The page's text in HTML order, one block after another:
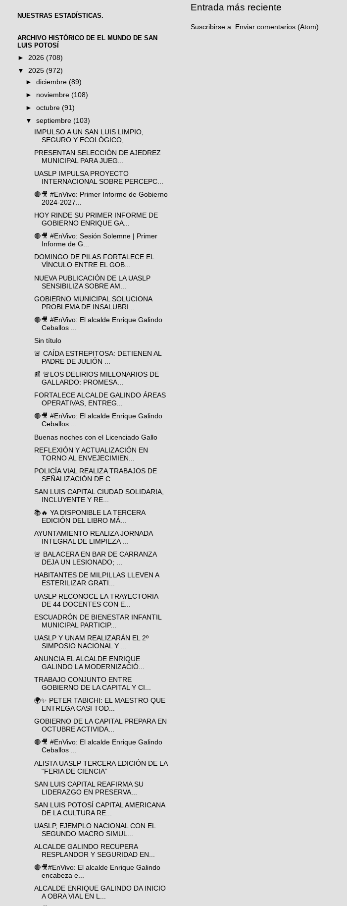
Entrada más reciente
Suscribirse a: Enviar comentarios (Atom)
NUESTRAS ESTADÍSTICAS.
ARCHIVO HISTÓRICO DE EL MUNDO DE SAN
LUIS POTOSÍ
► 2026 (708)
▼ 2025 (972)
►diciembre(89)
► noviembre(108)
►octubre(91)
▼septiembre(103)
IMPULSO A UN SAN LUIS LIMPIO,
SEGURO Y ECOLÓGICO, ...
PRESENTAN SELECCIÓN DE AJEDREZ
MUNICIPAL PARA JUEG...
UASLP IMPULSA PROYECTO
INTERNACIONAL SOBRE PERCEPC...
🔴🎥 #EnVivo: Primer Informe de Gobierno
2024-2027...
HOY RINDE SU PRIMER INFORME DE
GOBIERNO ENRIQUE GA...
🔴🎥 #EnVivo: Sesión Solemne | Primer
Informe de G...
DOMINGO DE PILAS FORTALECE EL
VÍNCULO ENTRE EL GOB...
NUEVA PUBLICACIÓN DE LA UASLP
SENSIBILIZA SOBRE AM...
GOBIERNO MUNICIPAL SOLUCIONA
PROBLEMA DE INSALUBRI...
🔴🎥 #EnVivo: El alcalde Enrique Galindo
Ceballos ...
Sin título
🚨 CAÍDA ESTREPITOSA: DETIENEN AL
PADRE DE JULIÓN ...
📰 🚨LOS DELIRIOS MILLONARIOS DE
GALLARDO: PROMESA...
FORTALECE ALCALDE GALINDO ÁREAS
OPERATIVAS, ENTREG...
🔴🎥 #EnVivo: El alcalde Enrique Galindo
Ceballos ...
Buenas noches con el Licenciado Gallo
REFLEXIÓN Y ACTUALIZACIÓN EN
TORNO AL ENVEJECIMIEN...
POLICÍA VIAL REALIZA TRABAJOS DE
SEÑALIZACIÓN DE C...
SAN LUIS CAPITAL CIUDAD SOLIDARIA,
INCLUYENTE Y RE...
📚🔥 YA DISPONIBLE LA TERCERA
EDICIÓN DEL LIBRO MÁ...
AYUNTAMIENTO REALIZA JORNADA
INTEGRAL DE LIMPIEZA ...
🚨 BALACERA EN BAR DE CARRANZA
DEJA UN LESIONADO; ...
HABITANTES DE MILPILLAS LLEVEN A
ESTERILIZAR GRATI...
UASLP RECONOCE LA TRAYECTORIA
DE 44 DOCENTES CON E...
ESCUADRÓN DE BIENESTAR INFANTIL
MUNICIPAL PARTICIP...
UASLP Y UNAM REALIZARÁN EL 2º
SIMPOSIO NACIONAL Y ...
ANUNCIA EL ALCALDE ENRIQUE
GALINDO LA MODERNIZACIÓ...
TRABAJO CONJUNTO ENTRE
GOBIERNO DE LA CAPITAL Y CI...
🌍✨ PETER TABICHI: EL MAESTRO QUE
ENTREGA CASI TOD...
GOBIERNO DE LA CAPITAL PREPARA EN
OCTUBRE ACTIVIDA...
🔴🎥 #EnVivo: El alcalde Enrique Galindo
Ceballos ...
ALISTA UASLP TERCERA EDICIÓN DE LA
“FERIA DE CIENCIA”
SAN LUIS CAPITAL REAFIRMA SU
LIDERAZGO EN PRESERVA...
SAN LUIS POTOSÍ CAPITAL AMERICANA
DE LA CULTURA RE...
UASLP, EJEMPLO NACIONAL CON EL
SEGUNDO MACRO SIMUL...
ALCALDE GALINDO RECUPERA
RESPLANDOR Y SEGURIDAD EN...
🔴🎥#EnVivo: El alcalde Enrique Galindo
encabeza e...
ALCALDE ENRIQUE GALINDO DA INICIO
A OBRA VIAL EN L...